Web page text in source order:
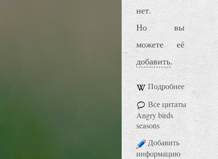
нет.
Но вы
можете её
добавить.
Подробнее
Все цитаты
Angry birds
seasons
Добавить
информацию